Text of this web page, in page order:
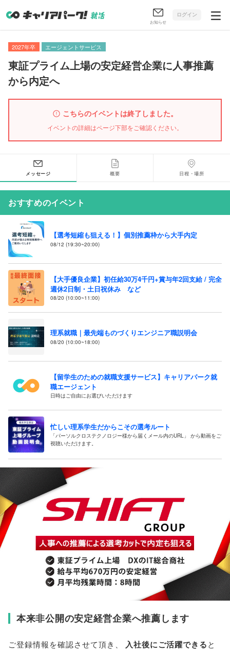
お知らせ
ログイン
2027年卒 エージェントサービス
東証プライム上場の安定経営企業に人事推薦
から内定へ
こちらのイベントは終了しました。
イベントの詳細はページ下部をご確認ください。
メッセージ 概要 日程・場所
おすすめのイベント
【選考短縮も狙える！】個別推薦枠から大手内定
08/12 (19:30~20:00)
【大手優良企業】初任給30万4千円+賞与年2回支給 / 完全
週休2日制・土日祝休み など
08/20 (10:00~11:00)
理系就職｜最先端ものづくりエンジニア職説明会
08/20 (10:00~18:00)
【留学生のための就職支援サービス】キャリアパーク就
職エージェント
日時はご自由にお選びいただけます
忙しい理系学生だからこその選考ルート
「パーソルクロステクノロジー様から届くメール内のURL」 から動画をご
視聴いただけます。
本来非公開の安定経営企業へ推薦します
ご登録情報を確認させて頂き 入社後にご活躍できると